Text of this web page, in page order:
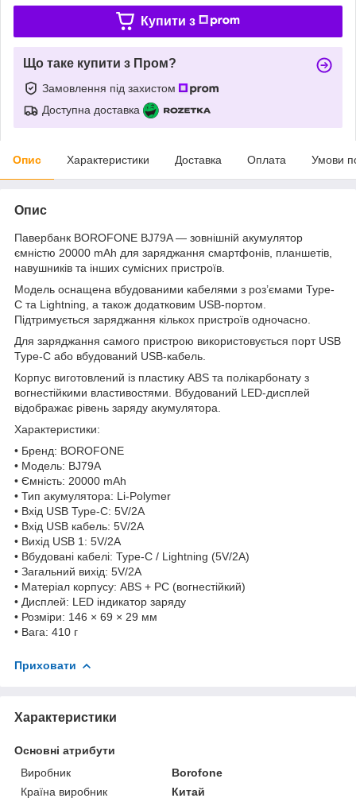
Купити з
Що таке купити з Пром?
Замовлення під захистом
Доступна доставка
Опис Характеристики Доставка Оплата Умови
Опис
Павербанк BOROFONE BJ79A — зовнішній акумулятор
ємністю 20000 mAh для заряджання смартфонів, планшетів,
навушників та інших сумісних пристроїв.
Модель оснащена вбудованими кабелями з роз’ємами Type-
C та Lightning, а також додатковим USB-портом.
Підтримується заряджання кількох пристроїв одночасно.
Для заряджання самого пристрою використовується порт USB
Type-C або вбудований USB-кабель.
Корпус виготовлений із пластику ABS та полікарбонату з
вогнестійкими властивостями. Вбудований LED-дисплей
відображає рівень заряду акумулятора.
Характеристики:
• Бренд: BOROFONE
• Модель: BJ79A
• Ємність: 20000 mAh
• Тип акумулятора: Li-Polymer
• Вхід USB Type-C: 5V/2A
• Вхід USB кабель: 5V/2A
• Вихід USB 1: 5V/2A
• Вбудовані кабелі: Type-C / Lightning (5V/2A)
• Загальний вихід: 5V/2A
• Матеріал корпусу: ABS + PC (вогнестійкий)
• Дисплей: LED індикатор заряду
• Розміри: 146 × 69 × 29 мм
• Вага: 410 г
Приховати
Характеристики
Основні атрибути
Виробник
Borofone
Країна виробник
Китай